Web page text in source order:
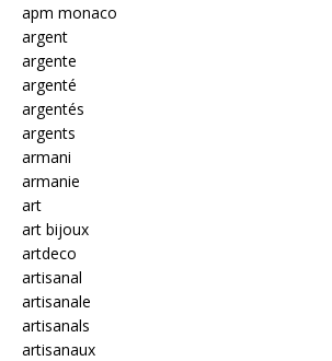
apm monaco
argent
argente
argenté
argentés
argents
armani
armanie
art
art bijoux
artdeco
artisanal
artisanale
artisanals
artisanaux